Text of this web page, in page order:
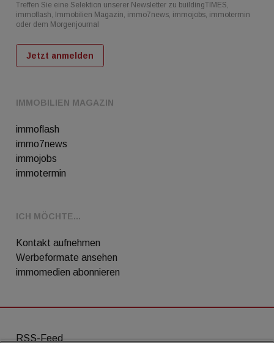
IMMOBILIEN MAGAZIN
immoflash
immo7news
immojobs
immotermin
ICH MÖCHTE...
Kontakt aufnehmen
Werbeformate ansehen
immomedien abonnieren
Treffen Sie eine Selektion unserer Newsletter zu buildingTIMES,
immoflash, Immobilien Magazin, immo7news, immojobs, immotermin
oder dem Morgenjournal
Jetzt anmelden
RSS-Feed